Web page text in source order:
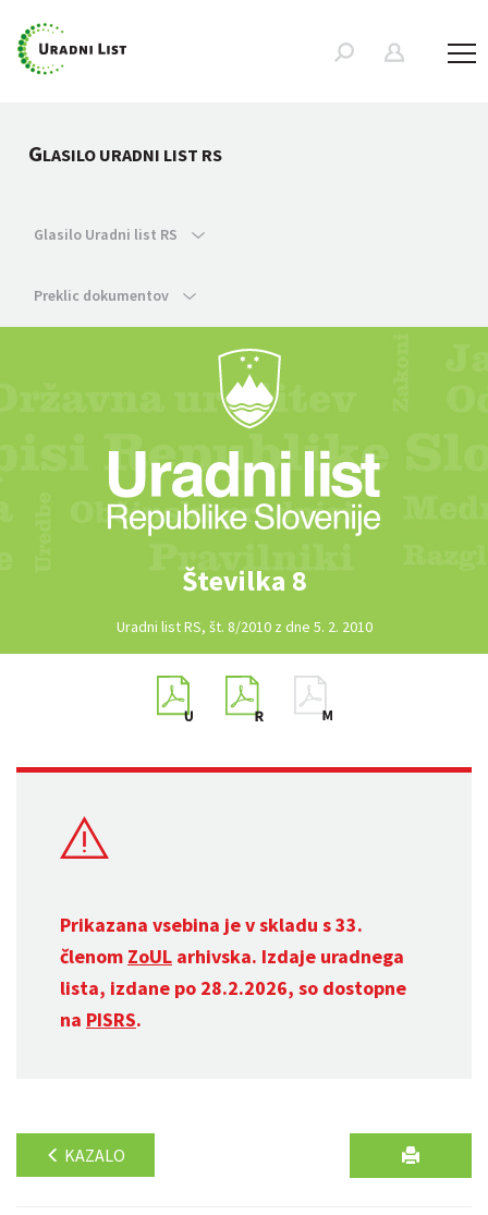
GLASILO URADNI LIST RS
Glasilo Uradni list RS
Preklic dokumentov
Številka 8
Uradni list RS, št. 8/2010 z dne 5. 2. 2010
Prikazana vsebina je v skladu s 33.
členom ZoUL arhivska. Izdaje uradnega
lista, izdane po 28.2.2026, so dostopne
na PISRS.
KAZALO